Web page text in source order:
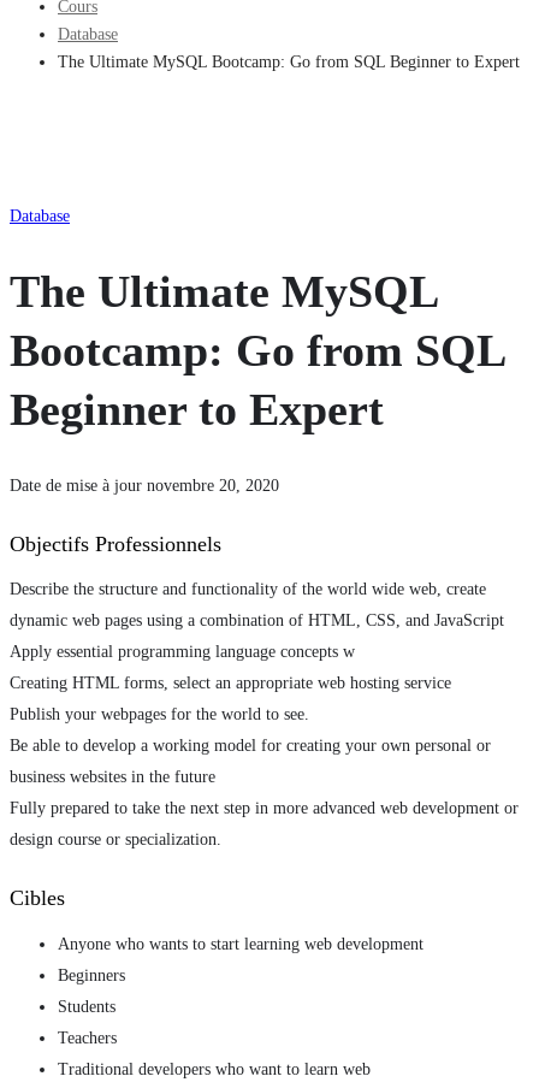
Cours
Database
The Ultimate MySQL Bootcamp: Go from SQL Beginner to Expert
Database
The Ultimate MySQL
Bootcamp: Go from SQL
Beginner to Expert
Date de mise à jour novembre 20, 2020
Objectifs Professionnels
Describe the structure and functionality of the world wide web, create
dynamic web pages using a combination of HTML, CSS, and JavaScript
Apply essential programming language concepts w
Creating HTML forms, select an appropriate web hosting service
Publish your webpages for the world to see.
Be able to develop a working model for creating your own personal or
business websites in the future
Fully prepared to take the next step in more advanced web development or
design course or specialization.
Cibles
Anyone who wants to start learning web development
Beginners
Students
Teachers
Traditional developers who want to learn web